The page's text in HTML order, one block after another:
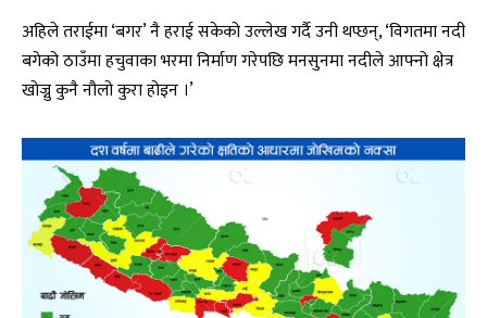
अहिले तराईमा ‘बगर’ नै हराई सकेको उल्लेख गर्दै उनी थप्छन्, ‘विगतमा नदी
बगेको ठाउँमा हचुवाका भरमा निर्माण गरेपछि मनसुनमा नदीले आफ्नो क्षेत्र
खोज्नु कुनै नौलो कुरा होइन ।’